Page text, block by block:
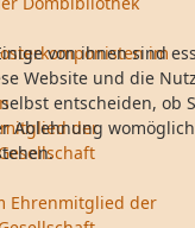
im
der
Ehrenmitglied der
von ihnen sind
Website und die
entscheiden, ob
Ablehnung